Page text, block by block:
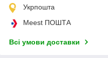
Укрпошта
Meest ПОШТА
Всі умови доставки